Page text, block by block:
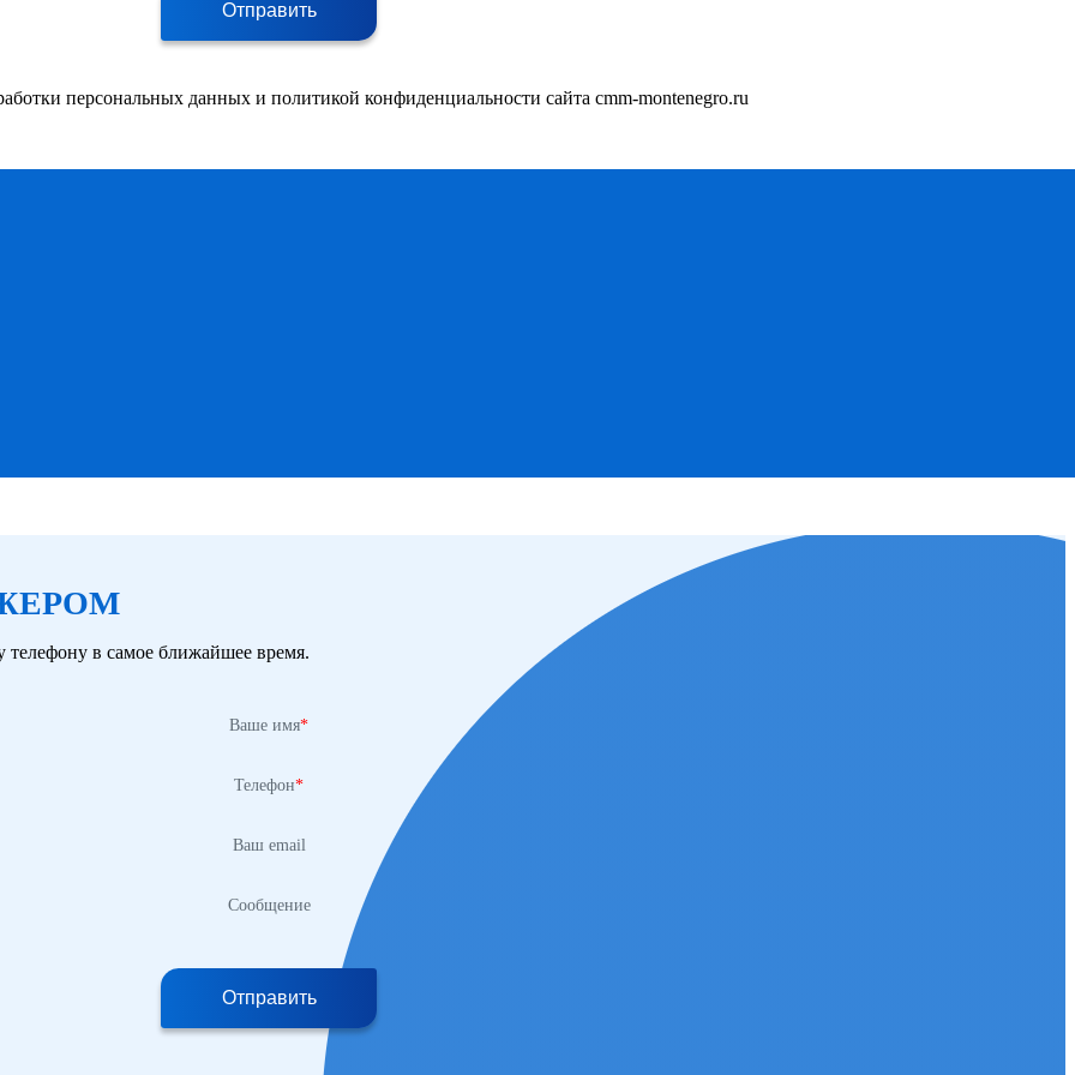
Отправить
персональных данных и политикой конфиденциальности сайта cmm-montenegro.ru
в самое ближайшее время.
Ваше имя*
Телефон*
Ваш email
Сообщение
Отправить